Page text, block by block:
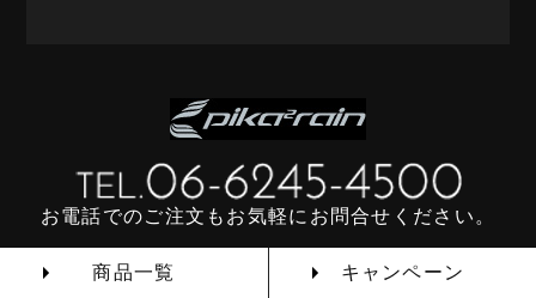
お電話でのご注文もお気軽にお問合せください。
商品一覧 キャンペーン